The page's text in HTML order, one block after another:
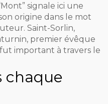
signale ici une
origine dans le mot
Saint-Sorlin,
premier évêque
important à travers le
chaque